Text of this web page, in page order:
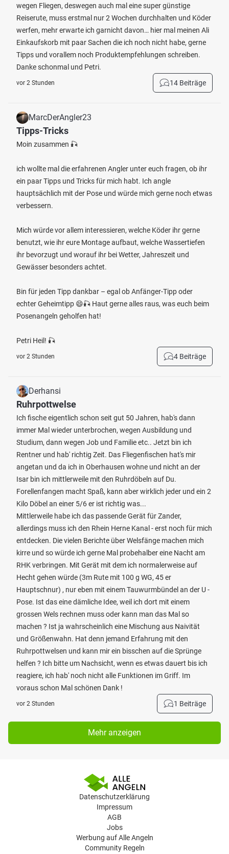
wegen Fliegen, deswegen auch mal eine super günstige
Reiserute, muss erstmal nur 2 Wochen durchhalten und Köder
werfen, mehr erwarte ich garnicht davon… hier mal meinen Ali
Einkaufskorb mit paar Sachen die ich noch nicht habe, gerne
Tipps und vorallem noch Produktempfehlungen schreiben.
Danke schonmal und Petri.
vor 2 Stunden 14 Beiträge
MarcDerAngler23
Tipps-Tricks
Moin zusammen 🎣
ich wollte mal die erfahrenen Angler unter euch fragen, ob ihr
ein paar Tipps und Tricks für mich habt. Ich angle
hauptsächlich mit der Pose und würde mich gerne noch etwas
verbessern.
Mich würde vor allem interessieren, welche Köder ihr gerne
benutzt, wie ihr eure Montage aufbaut, welche Wassertiefen
ihr bevorzugt und worauf ihr bei Wetter, Jahreszeit und
Gewässer besonders achtet.
Bin für jeden Tipp dankbar – egal ob Anfänger-Tipp oder
echter Geheimtipp 😄🎣 Haut gerne alles raus, was euch beim
Posenangeln geholfen hat!
Petri Heil! 🎣
vor 2 Stunden 4 Beiträge
Derhansi
Ruhrpottwelse
Ich fische eigentlich schon seit gut 50 Jahren, hab's dann
immer Mal wieder unterbrochen, wegen Ausbildung und
Studium, dann wegen Job und Familie etc.. Jetzt bin ich
Rentner und hab' richtig Zeit. Das Fliegenfischen hat's mir
angetan und da ich in Oberhausen wohne und nicht an der
Isar bin ich mittlerweile mit den Ruhrdöbeln auf Du.
Forellenfangen macht Spaß, kann aber wirklich jeder und ein 2
Kilo Döbel an einer 5/6 er ist richtig was...
Mittlerweile habe ich das passende Gerät für Zander,
allerdings muss ich den Rhein Herne Kanal - erst noch für mich
entdecken. Die vielen Berichte über Welsfänge machen mich
kirre und so würde ich gerne Mal probehalber eine Nacht am
RHK verbringen. Mit Gerät mit dem ich normalerweise auf
Hecht gehen würde (3m Rute mit 100 g WG, 45 er
Hauptschnur) , nur eben mit einem Tauwurmbündel an der U -
Pose. Ist das eine dämliche Idee, weil ich dort mit einem
grossen Wels rechnen muss oder kann man das Mal so
machen ? Ist ja wahrscheinlich eine Mischung aus Naivität
und Größenwahn. Hat denn jemand Erfahrung mit den
Ruhrpottwelsen und kann mir ein bisschen auf die Sprünge
helfen ? Ich bitte um Nachsicht, wenn es etwas dauert bis ich
reagiere, ich hab' noch nicht alle Funktionen im Griff. Im
voraus schon Mal schönen Dank !
vor 2 Stunden 1 Beiträge
Mehr anzeigen
Datenschutzerklärung
Impressum
AGB
Jobs
Werbung auf Alle Angeln
Community Regeln